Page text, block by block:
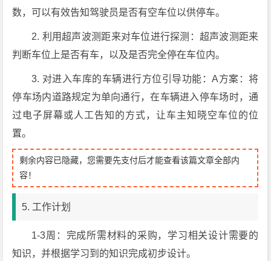
数，可以有效告知驾驶员是否有空车位以供停车。
2. 利用超声波测距来对车位进行探测：超声波测距来
判断车位上是否有车，以及是否完全停在车位内。
3. 对进入车库的车辆进行方位引导功能：A方案：将
停车场内道路规定为单向通行，在车辆进入停车场时，通
过电子屏幕或人工告知的方式，让车主知晓空车位的位
置。
剩余内容已隐藏，您需要先支付后才能查看该篇文章全部内
容！
5. 工作计划
1-3周：完成所需材料的采购，学习相关设计需要的
知识，并根据学习到的知识完成初步设计。